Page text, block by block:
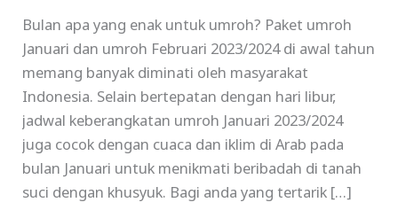
Bulan apa yang enak untuk umroh? Paket umroh
Januari dan umroh Februari 2023/2024 di awal tahun
memang banyak diminati oleh masyarakat
Indonesia. Selain bertepatan dengan hari libur,
jadwal keberangkatan umroh Januari 2023/2024
juga cocok dengan cuaca dan iklim di Arab pada
bulan Januari untuk menikmati beribadah di tanah
suci dengan khusyuk. Bagi anda yang tertarik […]